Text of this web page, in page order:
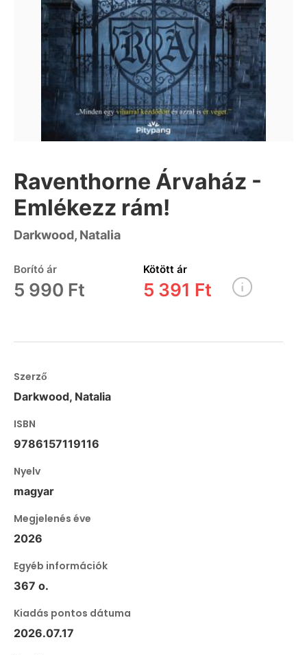
Raventhorne Árvaház -
Emlékezz rám!
Darkwood, Natalia
Borító ár
5 990 Ft
Kötött ár
5 391 Ft
Szerző
Darkwood, Natalia
ISBN
9786157119116
Nyelv
magyar
Megjelenés éve
2026
Egyéb információk
367 o.
Kiadás pontos dátuma
2026.07.17